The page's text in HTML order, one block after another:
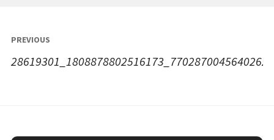
Navigation
de
PREVIOUS